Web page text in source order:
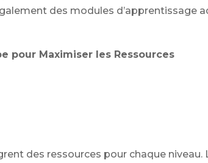
des modules d’apprentissage
pour Maximiser les Ressources
des ressources pour chaque